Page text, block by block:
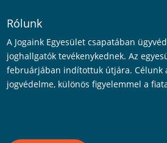
Rólunk
A Jogaink Egyesület csapatában
joghallgatók tevékenykednek. Az
februárjában indítottuk útjára. Célunk
jogvédelme, különös figyelemmel a